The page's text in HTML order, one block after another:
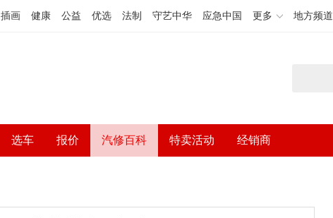
插画 健康 公益 优选 法制 守艺中华 应急中国 更多 地方频道
选车 报价 汽修百科 特卖活动 经销商